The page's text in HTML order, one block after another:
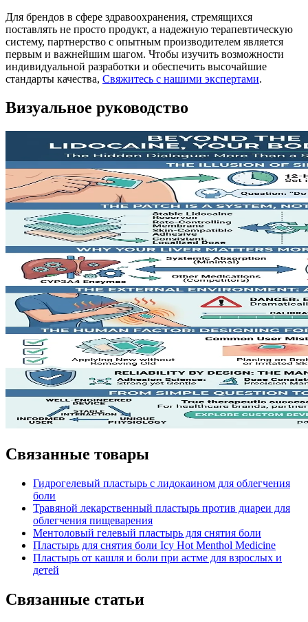
Для брендов в сфере здравоохранения, стремящихся
поставлять не просто продукт, а надежную терапевтическую
систему, партнерство с опытным производителем является
первым и важнейшим шагом. Чтобы изучить возможности
индивидуальной разработки и обеспечить высочайшие
стандарты качества, Свяжитесь с нашими экспертами.
Визуальное руководство
Связанные товары
Гидрогелевый пластырь с лидокаином для облегчения
боли
Травяной лекарственный пластырь против диареи для
облегчения пищеварения
Ментоловый гелевый пластырь для снятия боли
Пластырь для снятия боли Icy Hot Menthol Medicine
Пластырь от кашля и боли при астме для взрослых и
детей
Связанные статьи